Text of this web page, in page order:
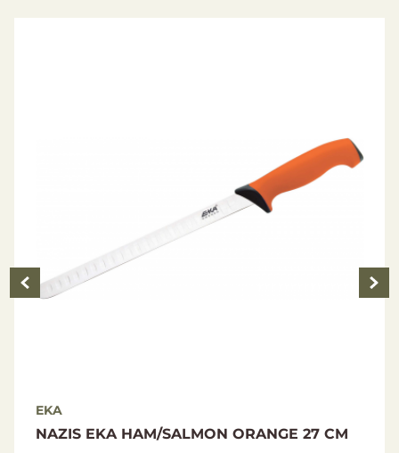
Asmens garums: 305 mm
Asmens biezums: 3 mm
CM
APSTRĀDES NAŽU KOMPLEKTS EKA